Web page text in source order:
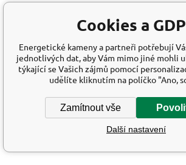
Cookies a
Energetické kameny a partneři potřebují
jednotlivých dat, aby Vám mimo jiné mohli
týkající se Vašich zájmů pomocí
udělíte kliknutím na políčko "Ano,
Zamítnout vše
Další nastavení